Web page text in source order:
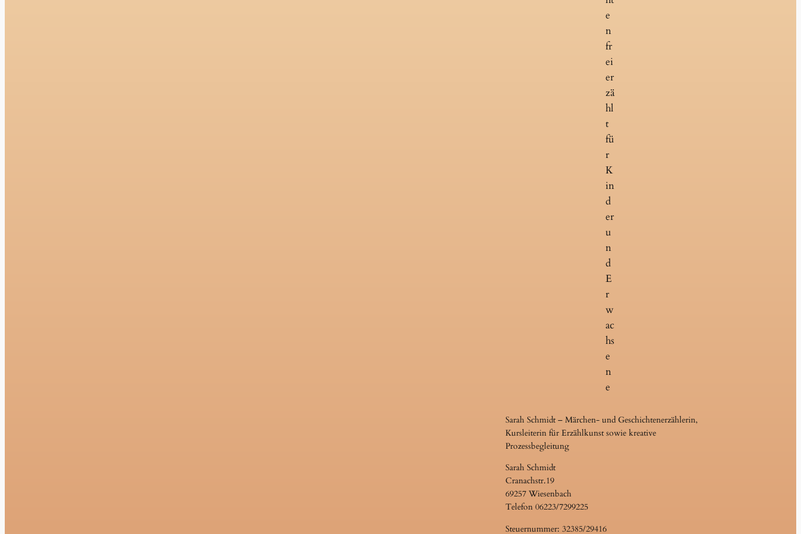
e
n
fr
ei
er
zä
hl
t
fü
r
K
in
d
er
u
n
d
E
r
w
ac
hs
e
n
e
Sarah Schmidt – Märchen- und Geschichtenerzählerin,
Kursleiterin für Erzählkunst sowie kreative
Prozessbegleitung
Sarah Schmidt
Cranachstr.19
69257 Wiesenbach
Telefon 06223/7299225
Steuernummer: 32385/29416